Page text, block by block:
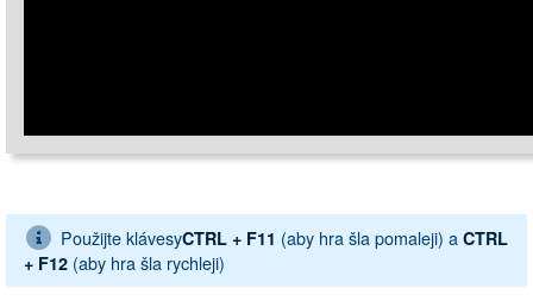
Použijte klávesyCTRL + F11 (aby hra šla pomaleji) a CTRL
+ F12 (aby hra šla rychleji)